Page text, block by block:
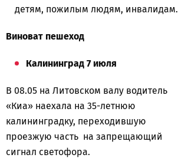
детям, пожилым людям, инвалидам.
Виноват пешеход
Калининград 7 июля
В 08.05 на Литовском валу водитель
«Киа» наехала на 35-летнюю
калининградку, переходившую
проезжую часть на запрещающий
сигнал светофора.